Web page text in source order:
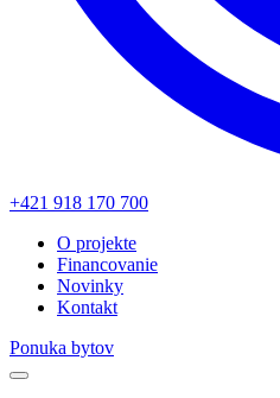
+421 918 170 700
O projekte
Financovanie
Novinky
Kontakt
Ponuka bytov